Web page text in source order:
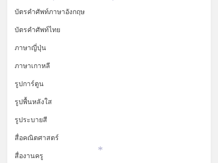
บัตรคำศัพท์ภาษาอังกฤษ
บัตรคำศัพท์ไทย
ภาษาญี่ปุ่น
ภาษาเกาหลี
รูปการ์ตูน
รูปพื้นหลังใส
รูประบายสี
สื่อคณิตศาสตร์
สื่องานครู
*